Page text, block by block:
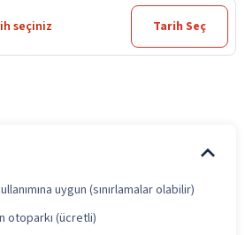
seçiniz Tarih Seç
uygun (sınırlamalar olabilir)
otoparkı (ücretli)